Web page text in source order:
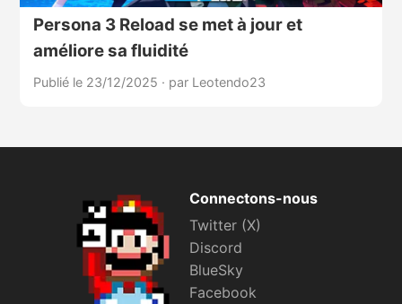
Persona 3 Reload se met à jour et
améliore sa fluidité
Publié le 23/12/2025 · par Leotendo23
Connectons-nous
Twitter (X)
Discord
BlueSky
Facebook